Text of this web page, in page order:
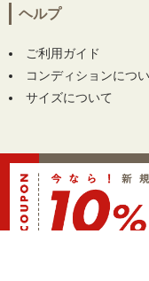
ヘルプ
ご利用ガイド
コンディションにつ
サイズについて